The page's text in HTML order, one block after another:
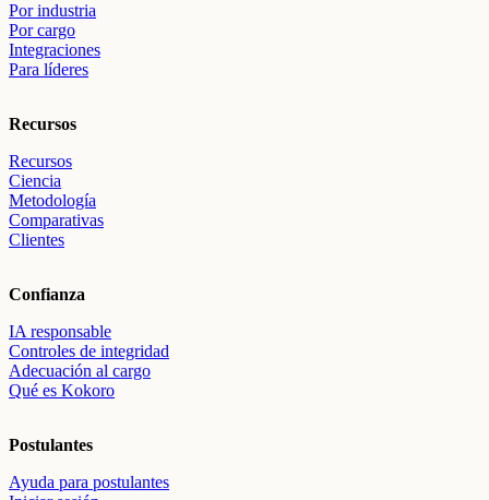
Por industria
Por cargo
Integraciones
Para líderes
Recursos
Recursos
Ciencia
Metodología
Comparativas
Clientes
Confianza
IA responsable
Controles de integridad
Adecuación al cargo
Qué es Kokoro
Postulantes
Ayuda para postulantes